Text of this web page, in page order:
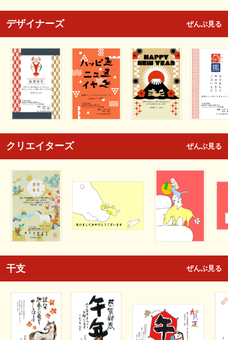
デザイナーズ ぜんぶ見る
クリエイターズ ぜんぶ見る
干支 ぜんぶ見る